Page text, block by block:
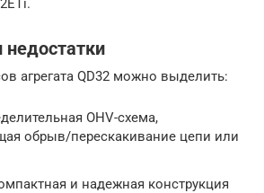
недостатки
агрегата QD32 можно выделить:
OHV-схема,
обрыв/перескакивание цепи или
и надежная конструкция